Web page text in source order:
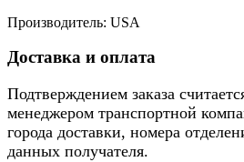
Производитель: USA
Доставка и оплата
Подтверждением заказа
менеджером транспортной
города доставки, номера
данных получателя.